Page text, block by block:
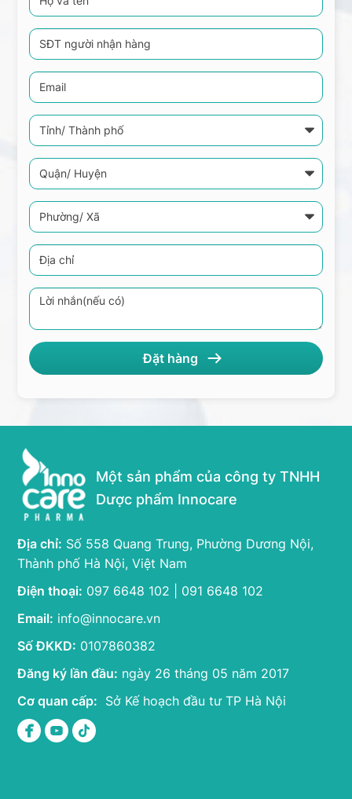
Một sản phẩm của công ty TNHH
Dược phẩm Innocare
Địa chỉ: Số 558 Quang Trung, Phường Dương Nội,
Thành phố Hà Nội, Việt Nam
Điện thoại: 097 6648 102 | 091 6648 102
Email: info@innocare.vn
Số ĐKKD: 0107860382
Đăng ký lần đầu: ngày 26 tháng 05 năm 2017
Cơ quan cấp: Sở Kế hoạch đầu tư TP Hà Nội